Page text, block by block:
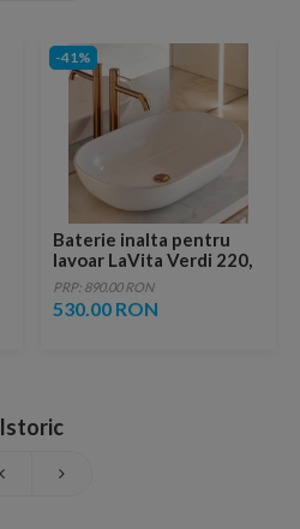
-41%
Baterie inalta pentru
lavoar LaVita Verdi 220,
fara ventil, brushed
copper
PRP: 890.00 RON
530.00 RON
Istoric